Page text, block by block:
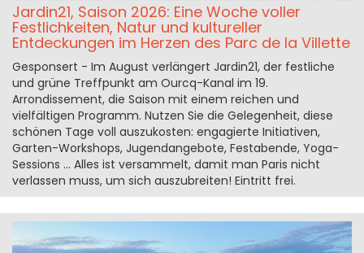
Jardin21, Saison 2026: Eine Woche voller
Festlichkeiten, Natur und kultureller
Entdeckungen im Herzen des Parc de la Villette
Gesponsert - Im August verlängert Jardin21, der festliche
und grüne Treffpunkt am Ourcq-Kanal im 19.
Arrondissement, die Saison mit einem reichen und
vielfältigen Programm. Nutzen Sie die Gelegenheit, diese
schönen Tage voll auszukosten: engagierte Initiativen,
Garten-Workshops, Jugendangebote, Festabende, Yoga-
Sessions … Alles ist versammelt, damit man Paris nicht
verlassen muss, um sich auszubreiten! Eintritt frei.